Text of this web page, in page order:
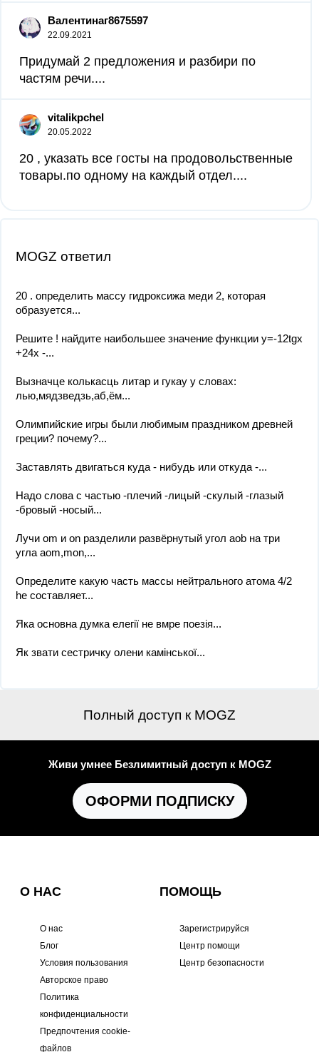
Валентинаг8675597
22.09.2021
Придумай 2 предложения и разбири по
частям речи....
vitalikpchel
20.05.2022
20 , указать все госты на продовольственные
товары.по одному на каждый отдел.​...
MOGZ ответил
20 . определить массу гидроксижа меди 2, которая
образуется...
Решите ! найдите наибольшее значение функции y=-12tgx
+24x -...
Вызначце колькасць литар и гукау у словах:
лью,мядзведзь,аб,ём...
Олимпийские игры были любимым праздником древней
греции? почему?...
Заставлять двигаться куда - нибудь или откуда -...
Надо слова с частью -плечий -лицый -скулый -глазый
-бровый -носый...
Лучи om и on разделили развёрнутый угол aob на три
угла aom,mon,...
Определите какую часть массы нейтрального атома 4/2
he составляет...
Яка основна думка елегії не вмре поезія...
Як звати сестричку олени камінської...
Полный доступ к MOGZ
Живи умнее Безлимитный доступ к MOGZ
ОФОРМИ ПОДПИСКУ
О НАС
О нас
Блог
Условия пользования
Авторское право
Политика
конфиденциальности
Предпочтения cookie-
файлов
ПОМОЩЬ
Зарегистрируйся
Центр помощи
Центр безопасности